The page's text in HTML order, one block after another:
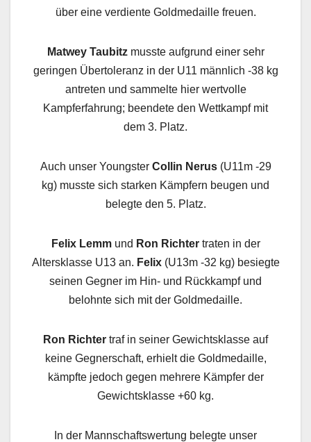
über eine verdiente Goldmedaille freuen.
Matwey Taubitzmusste aufgrund einer sehr
geringen Übertoleranz in der U11 männlich -38 kg
antreten und sammelte hier wertvolle
Kampferfahrung; beendete den Wettkampf mit
dem 3. Platz.
Auch unser Youngster Collin Nerus (U11m -29
kg) musste sich starken Kämpfern beugen und
belegte den 5. Platz.
Felix Lemm und Ron Richter traten in der
Altersklasse U13 an. Felix (U13m -32 kg) besiegte
seinen Gegner im Hin- und Rückkampf und
belohnte sich mit der Goldmedaille.
Ron Richter traf in seiner Gewichtsklasse auf
keine Gegnerschaft, erhielt die Goldmedaille,
kämpfte jedoch gegen mehrere Kämpfer der
Gewichtsklasse +60 kg.
In der Mannschaftswertung belegte unser